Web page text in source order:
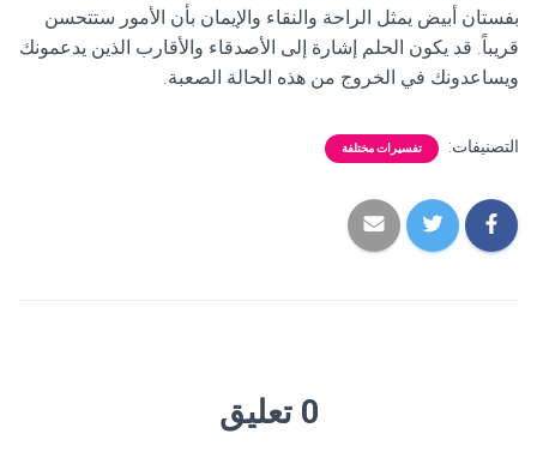
بفستان أبيض يمثل الراحة والنقاء والإيمان بأن الأمور ستتحسن
قريباً. قد يكون الحلم إشارة إلى الأصدقاء والأقارب الذين يدعمونك
ويساعدونك في الخروج من هذه الحالة الصعبة.
التصنيفات: تفسيرات مختلفة
0 تعليق